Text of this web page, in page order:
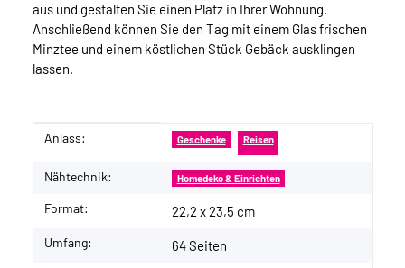
aus und gestalten Sie einen Platz in Ihrer Wohnung.
Anschließend können Sie den Tag mit einem Glas frischen
Minztee und einem köstlichen Stück Gebäck ausklingen
lassen.
Produkteigenschaft
Wert
Anlass: Geschenke Reisen
Nähtechnik: Homedeko & Einrichten
Format: 22,2 x 23,5 cm
Umfang: 64 Seiten